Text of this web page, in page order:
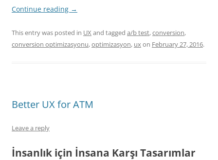
Continue reading →
This entry was posted in UX and tagged a/b test,conversion,
conversion optimizasyonu,optimizasyon, uxon February 27, 2016.
Better UX for ATM
Leave a reply
İnsanlık için İnsana Karşı Tasarımlar